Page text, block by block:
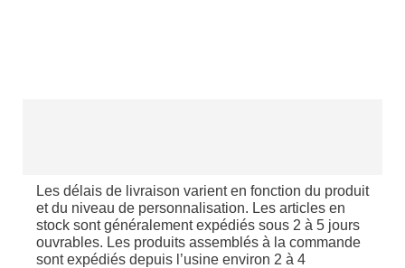
Les délais de livraison varient en fonction du produit
et du niveau de personnalisation. Les articles en
stock sont généralement expédiés sous 2 à 5 jours
ouvrables. Les produits assemblés à la commande
sont expédiés depuis l’usine environ 2 à 4